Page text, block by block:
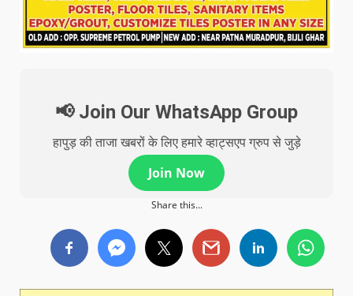
📢 Join Our WhatsApp Group
हापुड़ की ताजा खबरों के लिए हमारे व्हाट्सएप ग्रुप से जुड़े
Join Now
Share this...